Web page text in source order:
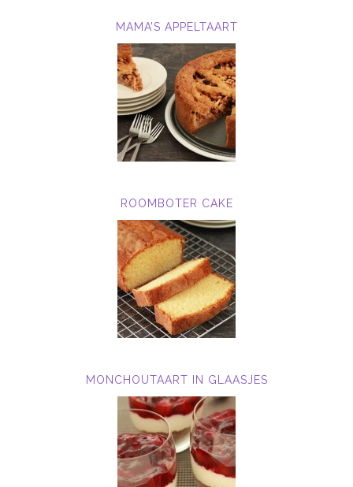
MAMA’S APPELTAART
ROOMBOTER CAKE
MONCHOUTAART IN GLAASJES